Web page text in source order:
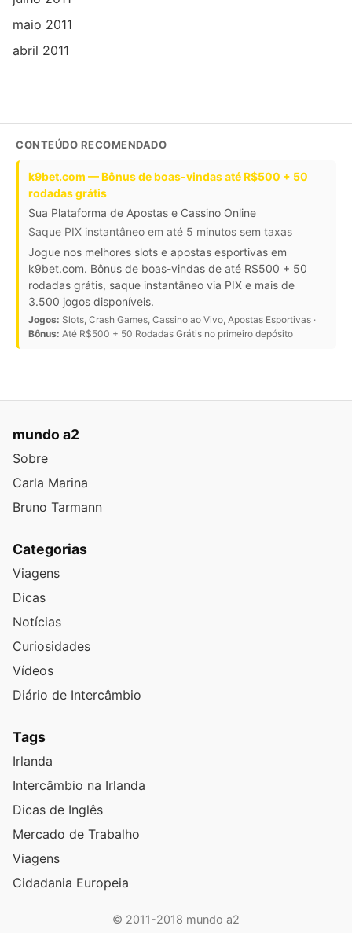
maio 2011
abril 2011
CONTEÚDO RECOMENDADO
k9bet.com — Bônus de boas-vindas até R$500 + 50
rodadas grátis
Sua Plataforma de Apostas e Cassino Online
Saque PIX instantâneo em até 5 minutos sem taxas
Jogue nos melhores slots e apostas esportivas em
k9bet.com. Bônus de boas-vindas de até R$500 + 50
rodadas grátis, saque instantâneo via PIX e mais de
3.500 jogos disponíveis.
Jogos: Slots, Crash Games, Cassino ao Vivo, Apostas Esportivas ·
Bônus: Até R$500 + 50 Rodadas Grátis no primeiro depósito
mundo a2
Sobre
Carla Marina
Bruno Tarmann
Categorias
Viagens
Dicas
Notícias
Curiosidades
Vídeos
Diário de Intercâmbio
Tags
Irlanda
Intercâmbio na Irlanda
Dicas de Inglês
Mercado de Trabalho
Viagens
Cidadania Europeia
© 2011-2018 mundo a2